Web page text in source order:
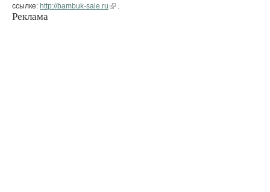
ссылке: http://bambuk-sale.ru
Реклама